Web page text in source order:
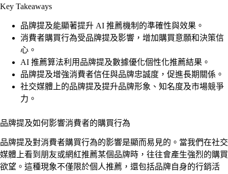
Key Takeaways
品牌提及能顯著提升 AI 推薦機制的準確性與效果。
消費者購買行為受品牌提及影響，增加購買意願和決策信
心。
AI 推薦算法利用品牌提及數據優化個性化推薦結果。
品牌提及增強消費者信任與品牌忠誠度，促進長期關係。
社交媒體上的品牌提及提升品牌形象、知名度及市場競爭
力。
品牌提及如何影響消費者的購買行為
品牌提及對消費者購買行為的影響是顯而易見的。當我們在社交
媒體上看到朋友或網紅推薦某個品牌時，往往會產生強烈的購買
欲望。這種現象不僅限於個人推薦，還包括品牌自身的行銷活